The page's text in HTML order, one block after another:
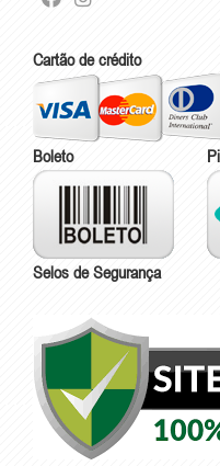
Cartão de crédito
Boleto
Selos de Segurança